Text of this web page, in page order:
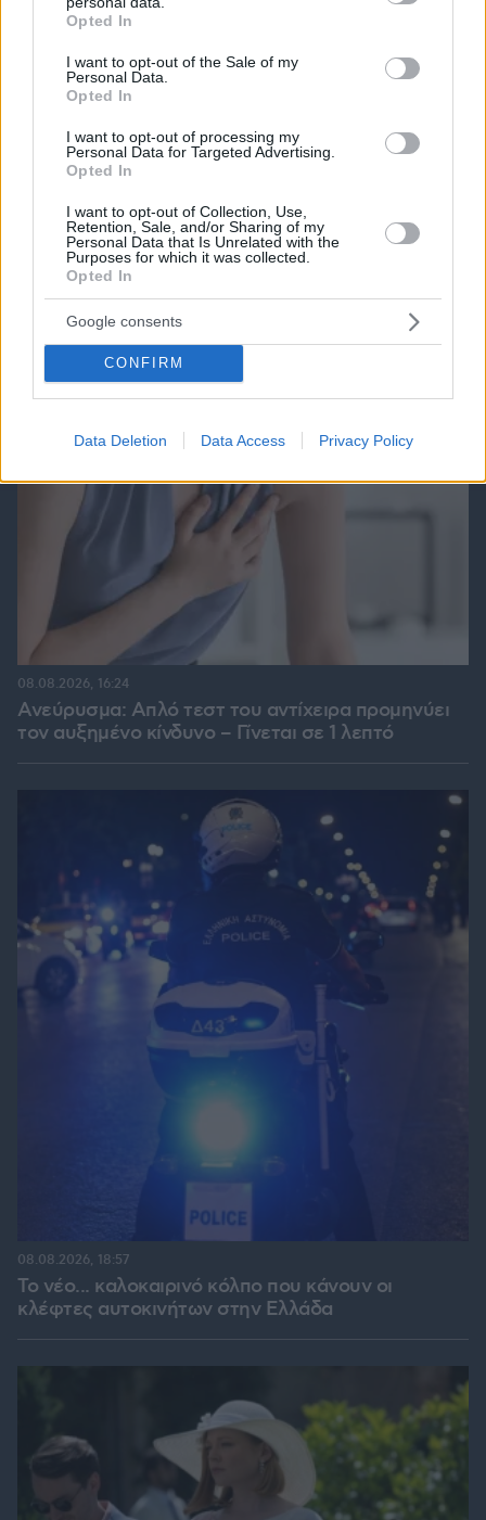
grant or deny consent to Google and its third-party tags to
use your data for below specified purposes in below Google
consent section.
Opted In
I want to opt-out of the Sale of my
Personal Data.
Opted In
I want to opt-out of processing my
Personal Data for Targeted Advertising.
Opted In
I want to opt-out of Collection, Use,
Retention, Sale, and/or Sharing of my
Personal Data that Is Unrelated with the
Purposes for which it was collected.
Opted In
Google consents
CONFIRM
Data Deletion Data Access Privacy Policy
Cut The Rope Northern Heights Candy
ΔΕΙΤΕ ΟΛΑ ΤΑ GAMES
Best of Network
Ανεύρυσμα: Απλό τεστ του αντίχειρα προμηνύει
τον αυξημένο κίνδυνο – Γίνεται σε 1 λεπτό
08.08.2026, 16:24
Το νέο... καλοκαιρινό κόλπο που κάνουν οι
κλέφτες αυτοκινήτων στην Ελλάδα
08.08.2026, 18:57